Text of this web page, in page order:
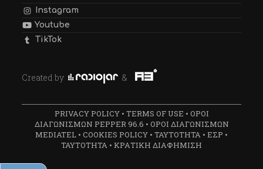
Instagram
Youtube
TikTok
Created by &
PRIVACY POLICY• TERMS OF USE • ΟΡΟΙ
ΔΙΑΓΩΝΙΣΜΩΝ PEPPER 96.6 • ΟΡΟΙ ΔΙΑΓΩΝΙΣΜΩΝ
MEDIATEL • COOKIES POLICY • ΤΑΥΤΟΤΗΤΑ • ΕΣΡ •
ΤΑΥΤΟΤΗΤΑ • ΚΡΑΤΙΚΗ ΔΙΑΦΗΜΙΣΗ